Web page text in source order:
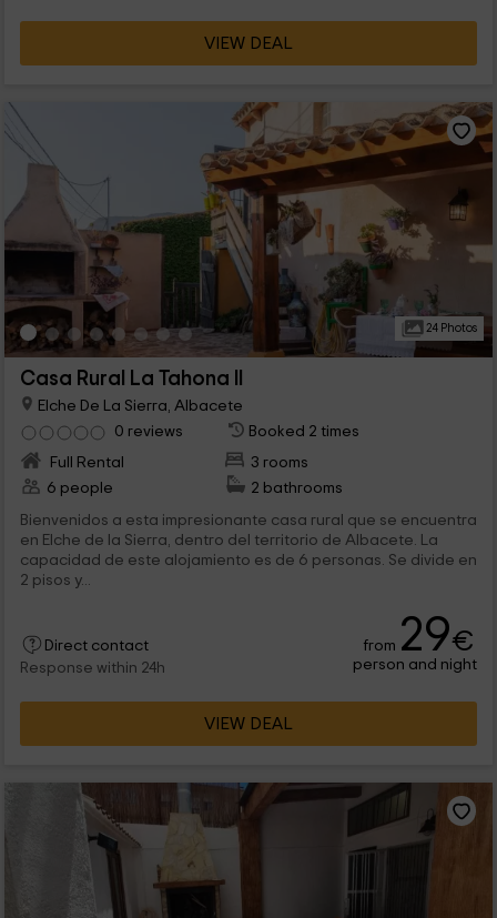
VIEW DEAL
24 Photos
Casa Rural La Tahona II
Elche De La Sierra, Albacete
0 reviews
Booked 2 times
Full Rental
3 rooms
6 people
2 bathrooms
Bienvenidos a esta impresionante casa rural que se encuentra
en Elche de la Sierra, dentro del territorio de Albacete. La
capacidad de este alojamiento es de 6 personas. Se divide en
2 pisos y...
Direct contact
Response within 24h
from 29€
person and night
VIEW DEAL